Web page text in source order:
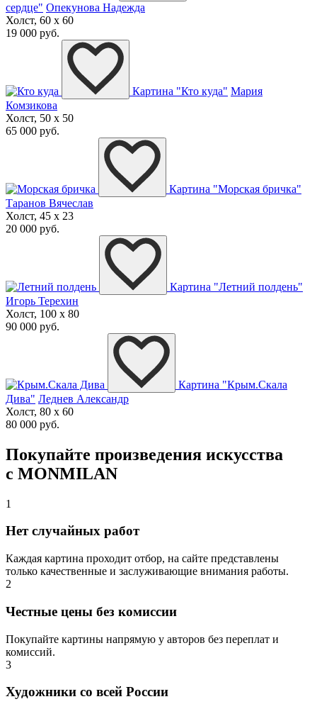
сердце" Опекунова Надежда
Холст, 60 x 60
19 000 руб.
Картина "Кто куда" Мария
Комзикова
Холст, 50 x 50
65 000 руб.
Картина "Морская бричка"
Таранов Вячеслав
Холст, 45 x 23
20 000 руб.
Картина "Летний полдень"
Игорь Терехин
Холст, 100 x 80
90 000 руб.
Картина "Крым.Скала
Дива" Леднев Александр
Холст, 80 x 60
80 000 руб.
Покупайте произведения искусства
с MONMILAN
1
Нет случайных работ
Каждая картина проходит отбор, на сайте представлены
только качественные и заслуживающие внимания работы.
2
Честные цены без комиссии
Покупайте картины напрямую у авторов без переплат и
комиссий.
3
Художники со всей России